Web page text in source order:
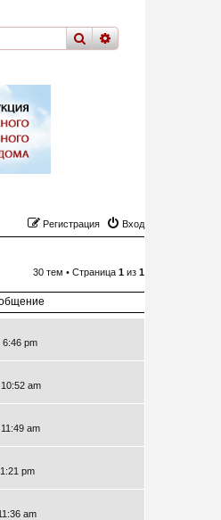
поискрасширенный
Вход
Регистрация
30 тем • Страница 1 из 1
pm
am
am
pm
am